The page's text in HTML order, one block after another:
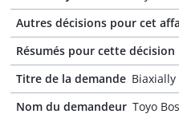
Autres décisions pour cet
Résumés pour cette décision
Titre de la demande
Nom du demandeur Toyo